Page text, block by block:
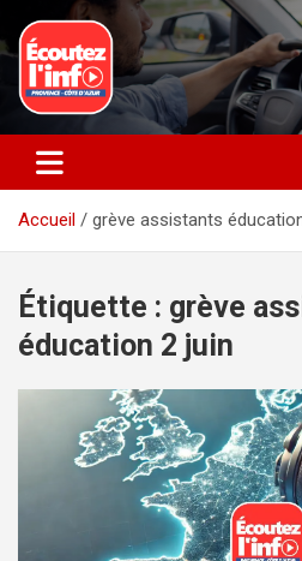
au
contenu
Ecoutez l’info
La radio du quotidien
Accueil grève assistants
Étiquette : grève
éducation 2 juin